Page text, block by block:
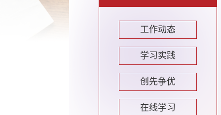
工作动态
学习实践
创先争优
在线学习